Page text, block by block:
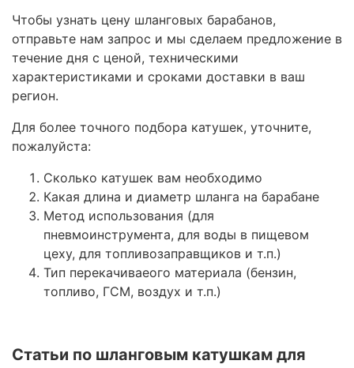
Чтобы узнать цену шланговых барабанов,
отправьте нам запрос и мы сделаем предложение в
течение дня с ценой, техническими
характеристиками и сроками доставки в ваш
регион.
Для более точного подбора катушек, уточните,
пожалуйста:
Сколько катушек вам необходимо
Какая длина и диаметр шланга на барабане
Метод использования (для
пневмоинструмента, для воды в пищевом
цеху, для топливозаправщиков и т.п.)
Тип перекачиваеого материала (бензин,
топливо, ГСМ, воздух и т.п.)
Статьи по шланговым катушкам для